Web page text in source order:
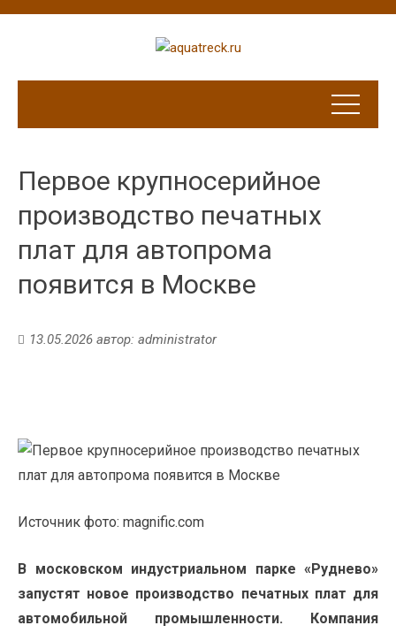
Первое крупносерийное
производство печатных
плат для автопрома
появится в Москве
13.05.2026 автор: administrator
Источник фото: magnific.com
В московском индустриальном парке «Руднево»
запустят новое производство печатных плат для
автомобильной промышленности. Компания